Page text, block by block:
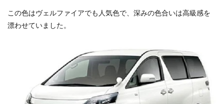
イト
ルク
は塗
装を
この色はヴェルファイアでも人気色で、深みの色合いは高級感を
漂わせていました。